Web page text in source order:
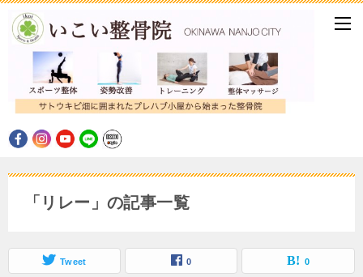
「リレー」の記事一覧
Tweet 0 0